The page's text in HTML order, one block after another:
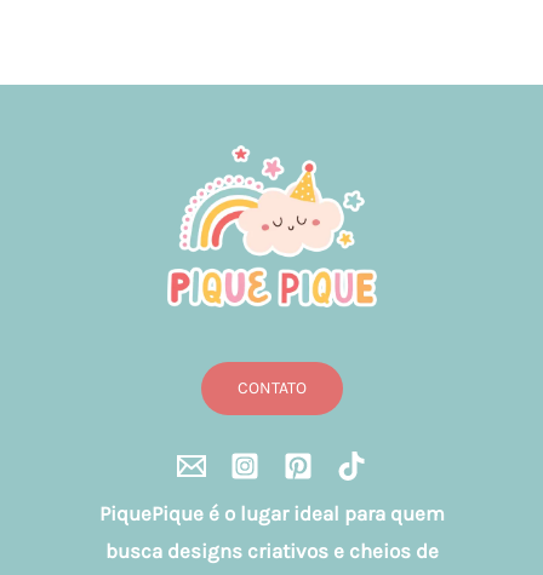
CONTATO
PiquePique é o lugar ideal para quem
busca designs criativos e cheios de